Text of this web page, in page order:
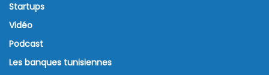
Startups
Vidéo
Podcast
Les banques tunisiennes